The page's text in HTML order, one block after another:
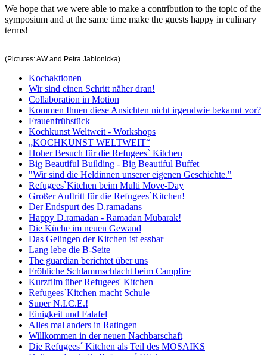
We hope that we were able to make a contribution to the topic of the
symposium and at the same time make the guests happy in culinary
terms!
(Pictures: AW and Petra Jablonicka)
Kochaktionen
Wir sind einen Schritt näher dran!
Collaboration in Motion
Kommen Ihnen diese Ansichten nicht irgendwie bekannt vor?
Frauenfrühstück
Kochkunst Weltweit - Workshops
„KOCHKUNST WELTWEIT“
Hoher Besuch für die Refugees` Kitchen
Big Beautiful Building - Big Beautiful Buffet
"Wir sind die Heldinnen unserer eigenen Geschichte."
Refugees`Kitchen beim Multi Move-Day
Großer Auftritt für die Refugees`Kitchen!
Der Endspurt des D.ramadans
Happy D.ramadan - Ramadan Mubarak!
Die Küche im neuen Gewand
Das Gelingen der Kitchen ist essbar
Lang lebe die B-Seite
The guardian berichtet über uns
Fröhliche Schlammschlacht beim Campfire
Kurzfilm über Refugees' Kitchen
Refugees`Kitchen macht Schule
Super N.I.C.E.!
Einigkeit und Falafel
Alles mal anders in Ratingen
Willkommen in der neuen Nachbarschaft
Die Refugees´ Kitchen als Teil des MOSAIKS